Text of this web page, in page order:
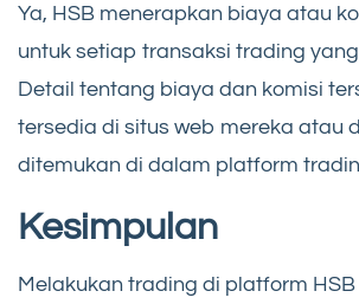
Ya, HSB menerapkan biaya atau
untuk setiap transaksi trading
Detail tentang biaya dan komisi
tersedia di situs web mereka atau
ditemukan di dalam platform
Kesimpulan
Melakukan trading di platform